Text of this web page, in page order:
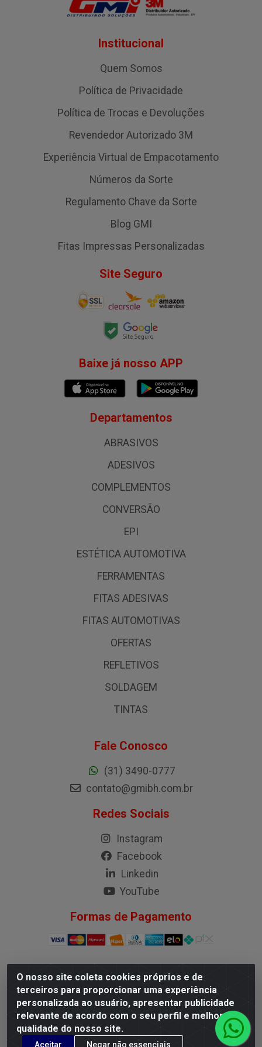
O nosso site coleta cookies próprios e de
terceiros para proporcionar uma experiência
personalizada ao usuário, apresentar publicidade
relevante de acordo com o seu perfil e melhorar a
qualidade do nosso site.
Aceitar Negar não essenciais
Institucional
Quem Somos
Política de Privacidade
Política de Trocas e Devoluções
Revendedor Autorizado 3M
Experiência Virtual de Empacotamento
Números da Sorte
Regulamento Chave da Sorte
Blog GMI
Fitas Impressas Personalizadas
Site Seguro
Baixe já nosso APP
Departamentos
ABRASIVOS
ADESIVOS
COMPLEMENTOS
CONVERSÃO
EPI
ESTÉTICA AUTOMOTIVA
FERRAMENTAS
FITAS ADESIVAS
FITAS AUTOMOTIVAS
OFERTAS
REFLETIVOS
SOLDAGEM
TINTAS
Fale Conosco
(31) 3490-0777
contato@gmibh.com.br
Redes Sociais
Instagram
Facebook
Linkedin
YouTube
Formas de Pagamento
G.M.I. Distribuidora LTDA - Rua Conselheiro Pena, 50 -
Santa Branca, Belo Horizonte/MG - CEP 31.710-150 -
CNPJ 04.098.359/0001-02